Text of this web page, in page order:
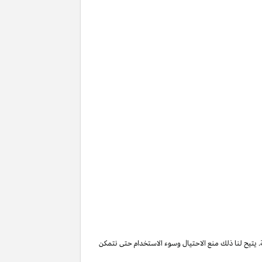
يتيح لنا ذلك منع الاحتيال وسوء الاستخدام حتى نتمكن